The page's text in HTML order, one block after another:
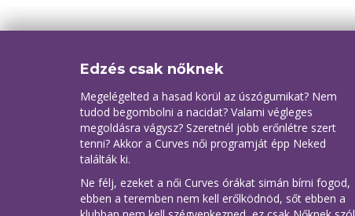
Edzés csak nőknek
Megelégelted a hasad körül az úszógumikat? Nem
tudod begombolni a nacidat? Valami végleges
megoldásra vágysz? Szeretnél jobb erőnlétre szert
tenni? Akkor a Curves női programját épp Neked
találták ki.
Ne félj, ezeket a női Curves órákat simán bírni fogod,
ebben a teremben nem kell erőlködnöd, sőt ebben a